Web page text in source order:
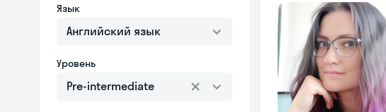
Язык
Английский язык
Уровень
Pre-intermediate